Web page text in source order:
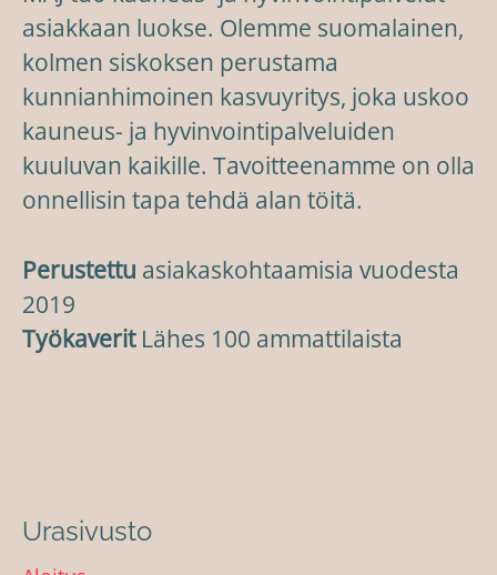
asiakkaan luokse. Olemme suomalainen,
kolmen siskoksen perustama
kunnianhimoinen kasvuyritys, joka uskoo
kauneus- ja hyvinvointipalveluiden
kuuluvan kaikille. Tavoitteenamme on olla
onnellisin tapa tehdä alan töitä.
Perustettu asiakaskohtaamisia vuodesta
2019
Työkaverit Lähes 100 ammattilaista
Urasivusto